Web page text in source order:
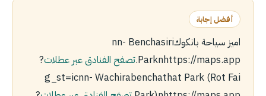
أفضل إجابة
اميز سياحة بانكوكnn- Benchasiri
Parknhttps://maps.app. تصفح الفنادق عبر عطلات?
g_st=icnn- Wachirabenchathat Park (Rot Fai